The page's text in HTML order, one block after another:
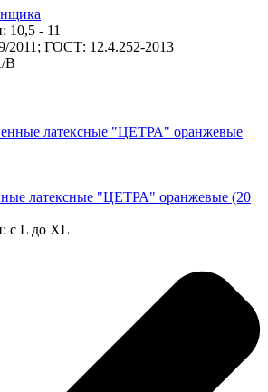
: 10,5 - 11
2011; ГОСТ: 12.4.252-2013
В
латексные "ЦЕТРА" оранжевые (20
: с L до XL